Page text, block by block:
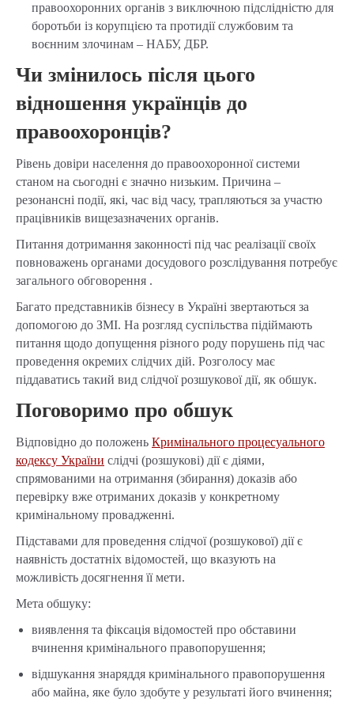
правоохоронних органів з виключною підслідністю для
боротьби із корупцією та протидії службовим та
воєнним злочинам – НАБУ, ДБР.
Чи змінилось після цього
відношення українців до
правоохоронців?
Рівень довіри населення до правоохоронної системи
станом на сьогодні є значно низьким. Причина –
резонансні події, які, час від часу, трапляються за участю
працівників вищезазначених органів.
Питання дотримання законності під час реалізації своїх
повноважень органами досудового розслідування потребує
загального обговорення .
Багато представників бізнесу в Україні звертаються за
допомогою до ЗМІ. На розгляд суспільства підіймають
питання щодо допущення різного роду порушень під час
проведення окремих слідчих дій. Розголосу має
піддаватись такий вид слідчої розшукової дії, як обшук.
Поговоримо про обшук
Відповідно до положень Кримінального процесуального
кодексу України слідчі (розшукові) дії є діями,
спрямованими на отримання (збирання) доказів або
перевірку вже отриманих доказів у конкретному
кримінальному провадженні.
Підставами для проведення слідчої (розшукової) дії є
наявність достатніх відомостей, що вказують на
можливість досягнення її мети.
Мета обшуку:
виявлення та фіксація відомостей про обставини
вчинення кримінального правопорушення;
відшукання знаряддя кримінального правопорушення
або майна, яке було здобуте у результаті його вчинення;